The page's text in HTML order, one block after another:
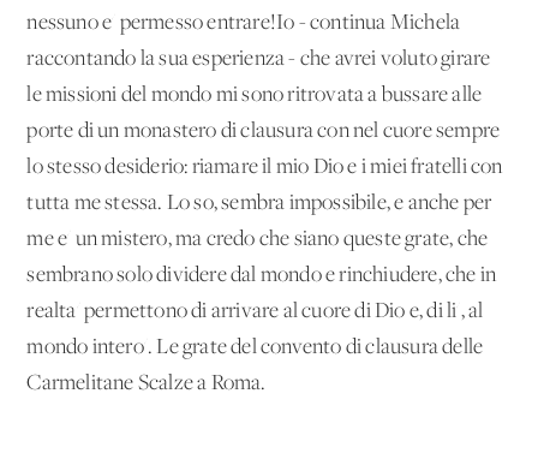
nessuno e' permesso entrare!Io - continua Michela
raccontando la sua esperienza - che avrei voluto girare
le missioni del mondo mi sono ritrovata a bussare alle
porte di un monastero di clausura con nel cuore sempre
lo stesso desiderio: riamare il mio Dio e i miei fratelli con
tutta me stessa. Lo so, sembra impossibile, e anche per
me e' un mistero, ma credo che siano queste grate, che
sembrano solo dividere dal mondo e rinchiudere, che in
realta' permettono di arrivare al cuore di Dio e, di li', al
mondo intero'. Le grate del convento di clausura delle
Carmelitane Scalze a Roma.